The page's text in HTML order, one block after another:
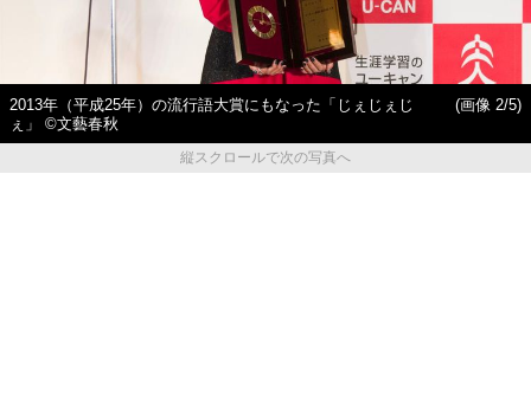
2013年（平成25年）の流行語大賞にもなった「じぇじぇじ
ぇ」 ©文藝春秋
(画像 2/5)
縦スクロールで次の写真へ